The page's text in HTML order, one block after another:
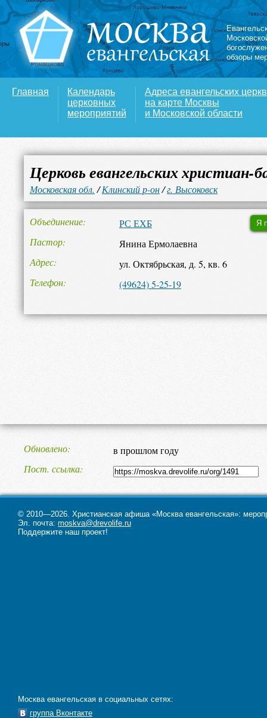
обзоры
Главная
Календарь
церковных
мероприятий
Адреса евангельских
на карте Москвы
и Московской области
Церковь евангельских христиан-
Московская обл. /Клинский р-он/г. Высоковск
Я
Объединение
РС ЕХБ
Пастор
Янина Ермолаевна
Адрес
ул. Октябрьская, д. 5, кв. 6
Телефон
(49624) 5-25-19
Обновлено
в прошлом году
Пост. ссылка
© 2010—2026. Христианская афиша «Москва евангельская»:
Эл. почта: moskva@drevolife.ru
Поддержите наш проект!
Москва евангельская в социальных сетях:
группа Вконтакте